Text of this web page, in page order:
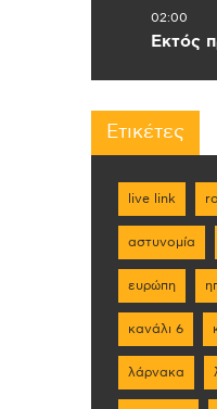
02:00
Εκτός
Ετικέτες
live link
αστυνομία
ευρώπη
κανάλι 6
λάρνακα